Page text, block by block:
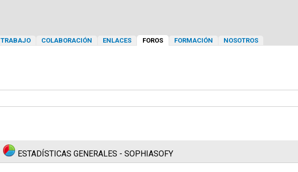
TRABAJO COLABORACIÓN ENLACES FOROS FORMACIÓN NOSOTROS
ESTADÍSTICAS GENERALES - SOPHIASOFY